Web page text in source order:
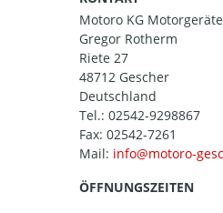
Motoro KG Motorgeräte
Gregor Rotherm
Riete 27
48712 Gescher
Deutschland
Tel.: 02542-9298867
Fax: 02542-7261
Mail:
ÖFFNUNGSZEITEN